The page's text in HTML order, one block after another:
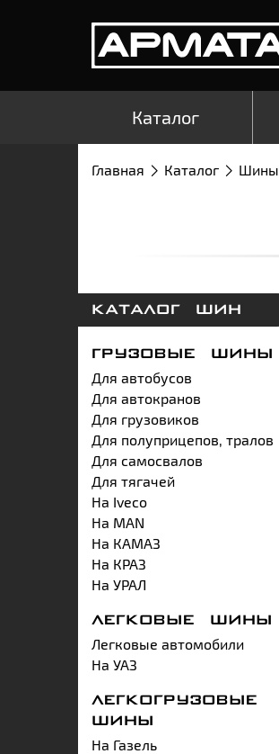
Каталог
Главная Каталог Шины
КАТАЛОГ ШИН
ГРУЗОВЫЕ ШИНЫ
Для автобусов
Для автокранов
Для грузовиков
Для полуприцепов, тралов
Для самосвалов
Для тягачей
На Iveco
На MAN
На КАМАЗ
На КРАЗ
На УРАЛ
ЛЕГКОВЫЕ ШИНЫ
Легковые автомобили
На УАЗ
ЛЕГКОГРУЗОВЫЕ
ШИНЫ
На Газель